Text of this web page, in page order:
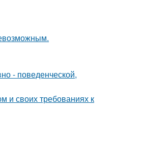
- поведенческой,
и своих требованиях к